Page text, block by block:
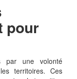
pour
par une volonté
territoires. Ces